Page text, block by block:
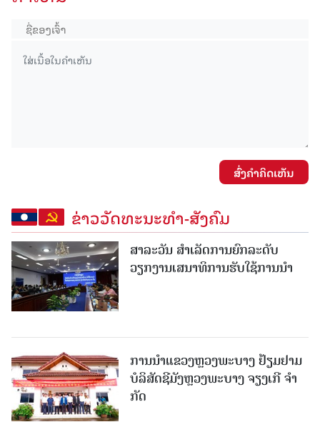
ສົ່ງຄໍາຄິດເຫັນ
ຂ່າວວັດທະນະທຳ-ສັງຄົມ
ສາລະວັນ ສໍາເລັດການຍົກລະດັບ
ວຽກງານເສນາທິການຮັບໃຊ້ການນໍາ
ການນຳແຂວງຫຼວງພະບາງ ຢ້ຽມ​ຢາມ
ບໍ​ລິ​ສັດຊີມັງຫຼວງພະບາງ ຈຽງເກີ ຈໍາ
ກັດ